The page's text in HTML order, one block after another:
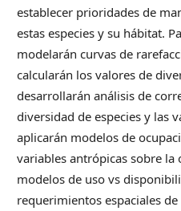
establecer prioridades de
estas especies y su hábitat.
modelarán curvas de
calcularán los valores de
desarrollarán análisis de
diversidad de especies y las
aplicarán modelos de
variables antrópicas sobre la
modelos de uso vs
requerimientos espaciales de